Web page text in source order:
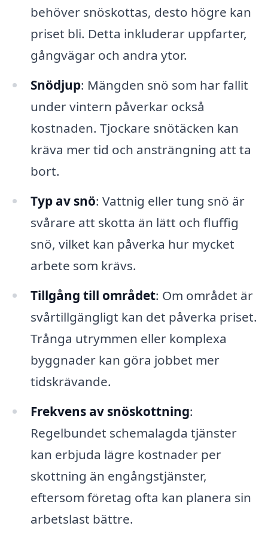
behöver snöskottas, desto högre kan
priset bli. Detta inkluderar uppfarter,
gångvägar och andra ytor.
Snödjup: Mängden snö som har fallit
under vintern påverkar också
kostnaden. Tjockare snötäcken kan
kräva mer tid och ansträngning att ta
bort.
Typ av snö: Vattnig eller tung snö är
svårare att skotta än lätt och fluffig
snö, vilket kan påverka hur mycket
arbete som krävs.
Tillgång till området: Om området är
svårtillgängligt kan det påverka priset.
Trånga utrymmen eller komplexa
byggnader kan göra jobbet mer
tidskrävande.
Frekvens av snöskottning:
Regelbundet schemalagda tjänster
kan erbjuda lägre kostnader per
skottning än engångstjänster,
eftersom företag ofta kan planera sin
arbetslast bättre.